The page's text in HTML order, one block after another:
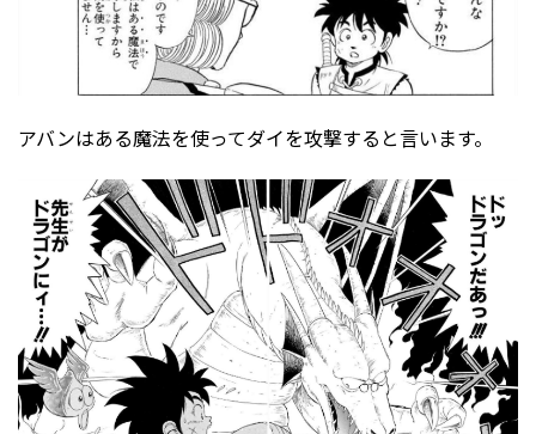
アバンはある魔法を使ってダイを攻撃すると言います。